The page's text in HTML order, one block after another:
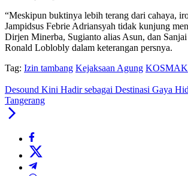
“Meskipun buktinya lebih terang dari cahaya,
Jampidsus Febrie Adriansyah tidak kunjung
Dirjen Minerba, Sugianto alias Asun, dan
Ronald Loblobly dalam keterangan persnya.
Tag: Izin tambang Kejaksaan Agung KOSMAK
Desound Kini Hadir sebagai Destinasi Gaya
Tangerang